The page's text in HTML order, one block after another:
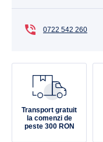
0722 542 260
Transport gratuit
la comenzi de
peste 300 RON